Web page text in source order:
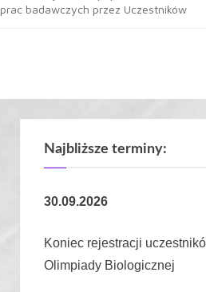
prac badawczych przez Uczestników
Najbliższe terminy:
30.09.2026
Koniec rejestracji
Olimpiady Biologicznej